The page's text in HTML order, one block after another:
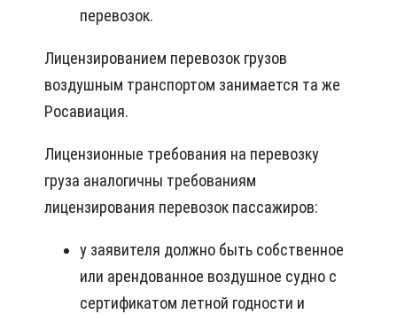
перевозок.
Лицензированием перевозок грузов
воздушным транспортом занимается та же
Росавиация.
Лицензионные требования на перевозку
груза аналогичны требованиям
лицензирования перевозок пассажиров:
у заявителя должно быть собственное
или арендованное воздушное судно с
сертификатом летной годности и